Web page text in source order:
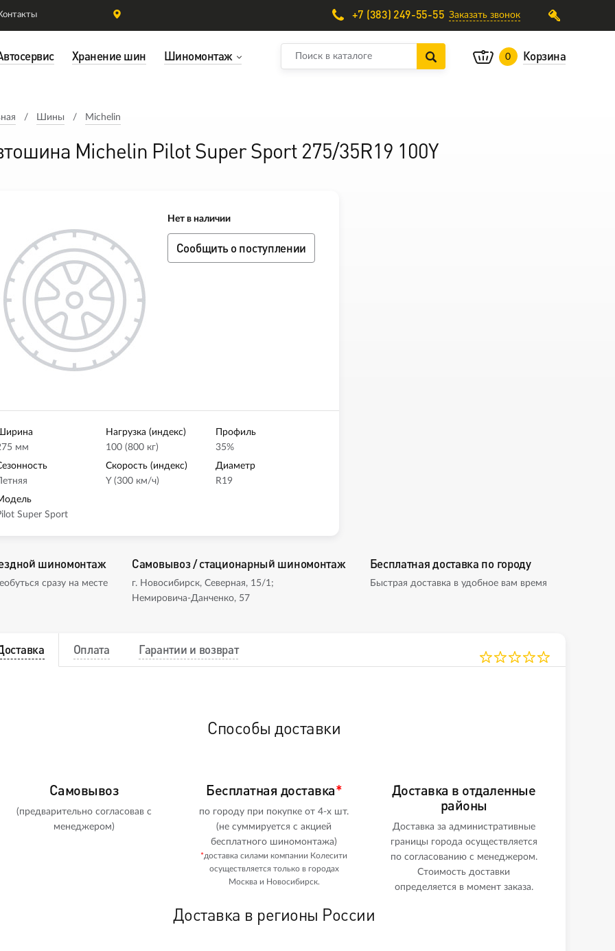
Хранение шин Шиномонтаж 0 Корзина
+7 (383) 249-55-55 Заказать звонок
Шины Michelin
Michelin Pilot Super Sport 275/35R19 100Y
Нет в наличии
Сообщить о поступлении
мм
Нагрузка (индекс)
100 (800 кг)
Профиль
35%
Скорость (индекс)
Y (300 км/ч)
Диаметр
R19
Super Sport
шиномонтаж
сразу на месте
Самовывоз / стационарный шиномонтаж
г. Новосибирск, Северная, 15/1;
Немировича-Данченко, 57
Бесплатная доставка по городу
Быстрая доставка в удобное вам время
Оплата Гарантии и возврат
Способы доставки
Самовывоз
(предварительно согласовав с
менеджером)
Бесплатная доставка*
по городу при покупке от 4-х шт.
(не суммируется с акцией
бесплатного шиномонтажа)
*доставка силами компании Колесити
осуществляется только в городах
Москва и Новосибирск.
Доставка в отдаленные
районы
Доставка за административные
границы города осуществляется
по согласованию с менеджером.
Стоимость доставки
определяется в момент заказа.
Доставка в регионы России